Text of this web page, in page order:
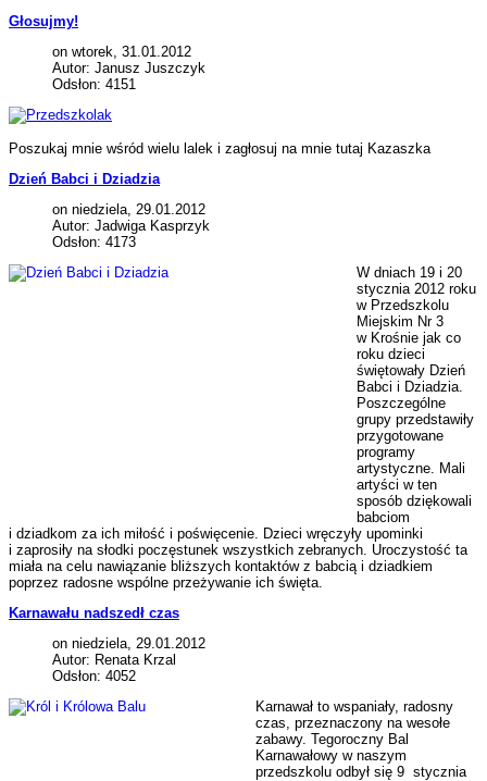
Głosujmy!
on wtorek, 31.01.2012
Autor: Janusz Juszczyk
Odsłon: 4151
Poszukaj mnie wśród wielu lalek i zagłosuj na mnie tutaj Kazaszka
Dzień Babci i Dziadzia
on niedziela, 29.01.2012
Autor: Jadwiga Kasprzyk
Odsłon: 4173
W dniach 19 i 20
stycznia 2012 roku
w Przedszkolu
Miejskim Nr 3
w Krośnie jak co
roku dzieci
świętowały Dzień
Babci i Dziadzia.
Poszczególne
grupy przedstawiły
przygotowane
programy
artystyczne. Mali
artyści w ten
sposób dziękowali
babciom
i dziadkom za ich miłość i poświęcenie. Dzieci wręczyły upominki
i zaprosiły na słodki poczęstunek wszystkich zebranych. Uroczystość ta
miała na celu nawiązanie bliższych kontaktów z babcią i dziadkiem
poprzez radosne wspólne przeżywanie ich święta.
Karnawału nadszedł czas
on niedziela, 29.01.2012
Autor: Renata Krzal
Odsłon: 4052
Karnawał to wspaniały, radosny
czas, przeznaczony na wesołe
zabawy. Tegoroczny Bal
Karnawałowy w naszym
przedszkolu odbył się 9 stycznia